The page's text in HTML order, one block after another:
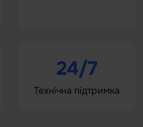
24/7
Технічна підтримка